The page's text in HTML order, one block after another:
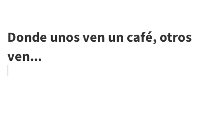
Donde unos ven un café, otros
ven...